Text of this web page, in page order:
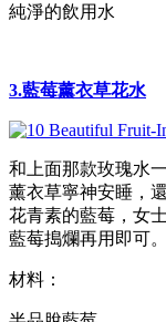
純淨的飲用水
3.藍莓薰衣草花水
和上面那款玫瑰水
薰衣草寧神安睡，
花青素的藍莓，女
藍莓搗爛再用即可。
材料：